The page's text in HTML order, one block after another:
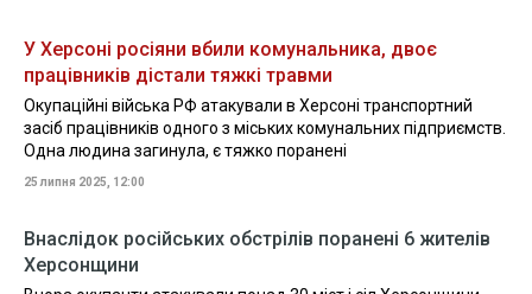
У Херсоні росіяни вбили комунальника, двоє
працівників дістали тяжкі травми
Окупаційні війська РФ атакували в Херсоні транспортний
засіб працівників одного з міських комунальних підприємств.
Одна людина загинула, є тяжко поранені
25 липня 2025, 12:00
Внаслідок російських обстрілів поранені 6 жителів
Херсонщини